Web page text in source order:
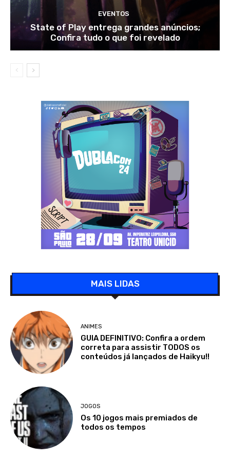
EVENTOS
State of Play entrega grandes anúncios;
Confira tudo o que foi revelado
MAIS LIDAS
ANIMES
GUIA DEFINITIVO: Confira a ordem
correta para assistir TODOS os
conteúdos já lançados de Haikyu!!
JOGOS
Os 10 jogos mais premiados de
todos os tempos